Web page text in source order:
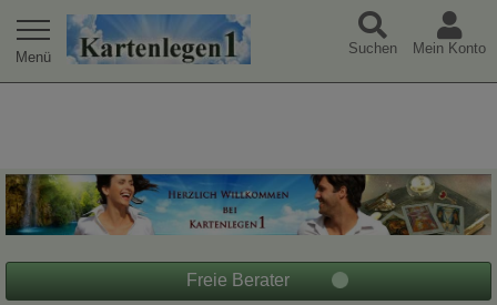
Warning
: Undefined array key "extref" in
/var/www/html/jk/kartenlegen1-tpl/index.php
Suchen Mein Konto
Freie Berater